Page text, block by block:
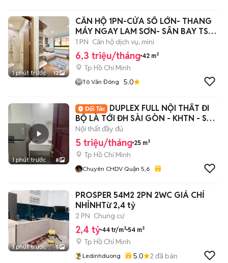
1 phút trước 12
CĂN HỘ 1PN-CỬA SỔ LỚN- THANG
MÁY NGAY LAM SƠN- SÂN BAY TSN-
CV GIA ĐỊNH
1 PN Căn hộ dịch vụ, mini
6,3 triệu/tháng 42 m²
Tp Hồ Chí Minh
Tô Văn Đông 5.0
1 phút trước 8
DUPLEX FULL NỘI THẤT ĐI
BỘ LÀ TỚI ĐH SÀI GÒN - KHTN - SƯ
PHẠM
Nội thất đầy đủ
5 triệu/tháng 25 m²
Tp Hồ Chí Minh
Chuyên CHDV Quận 5,6
1 phút trước 5
PROSPER 54M2 2PN 2WC GIÁ CHỈ
NHỈNHTừ 2,4 tỷ
2 PN Chung cư
2,4 tỷ 44 tr/m² 54 m²
Tp Hồ Chí Minh
Ledinhduong 5.0 2 đã bán